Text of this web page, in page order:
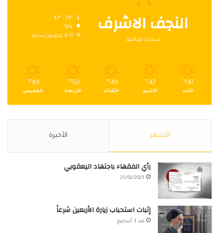
النجف الاشرف
سماء صافية
10%
4.11 كيلومتر/ساعة
47
℃
الأحد
47
℃
الأثنين
49
℃
الثلاثاء
50
℃
الأربعاء
49
℃
الخميس
الأشهر الأخيرة
رأي الفقهاء باجتهاد اليعقوبي
25/02/2025
إثبات استحباب زيارة الأربعين شرعاً
منذ 3 أسابيع